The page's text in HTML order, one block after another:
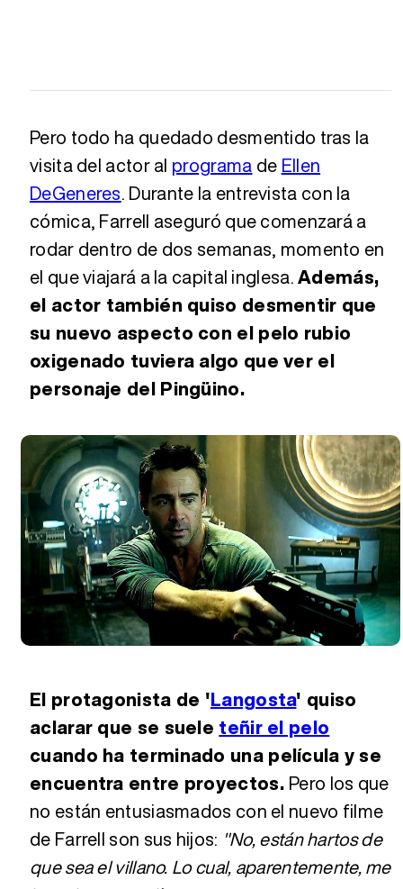
Pero todo ha quedado desmentido tras la
visita del actor al programa de Ellen
DeGeneres. Durante la entrevista con la
cómica, Farrell aseguró que comenzará a
rodar dentro de dos semanas, momento en
el que viajará a la capital inglesa.Además,
el actor también quiso desmentir que
su nuevo aspecto con el pelo rubio
oxigenado tuviera algo que ver el
personaje del Pingüino.
El protagonista de 'Langosta' quiso
aclarar que se suele teñir el pelo
cuando ha terminado una película y se
encuentra entre proyectos. Pero los que
no están entusiasmados con el nuevo filme
de Farrell son sus hijos: "No, están hartos de
que sea el villano. Lo cual, aparentemente, me